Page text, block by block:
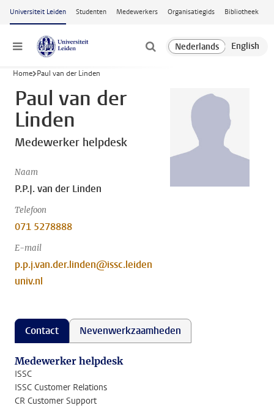
Ga naar hoofdinhoud
Universiteit Leiden Studenten Medewerkers Organisatiegids Bibliotheek
Menu
Home Paul van der Linden
Paul van der
Linden
Medewerker helpdesk
Naam
P.P.J. van der Linden
Telefoon
071 5278888
E-mail
p.p.j.van.der.linden@issc.leiden
univ.nl
Contact Nevenwerkzaamheden
Medewerker helpdesk
ISSC
ISSC Customer Relations
CR Customer Support